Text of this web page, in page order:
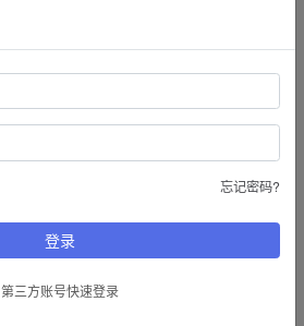
忘记密码?
登录
第三方账号快速登录